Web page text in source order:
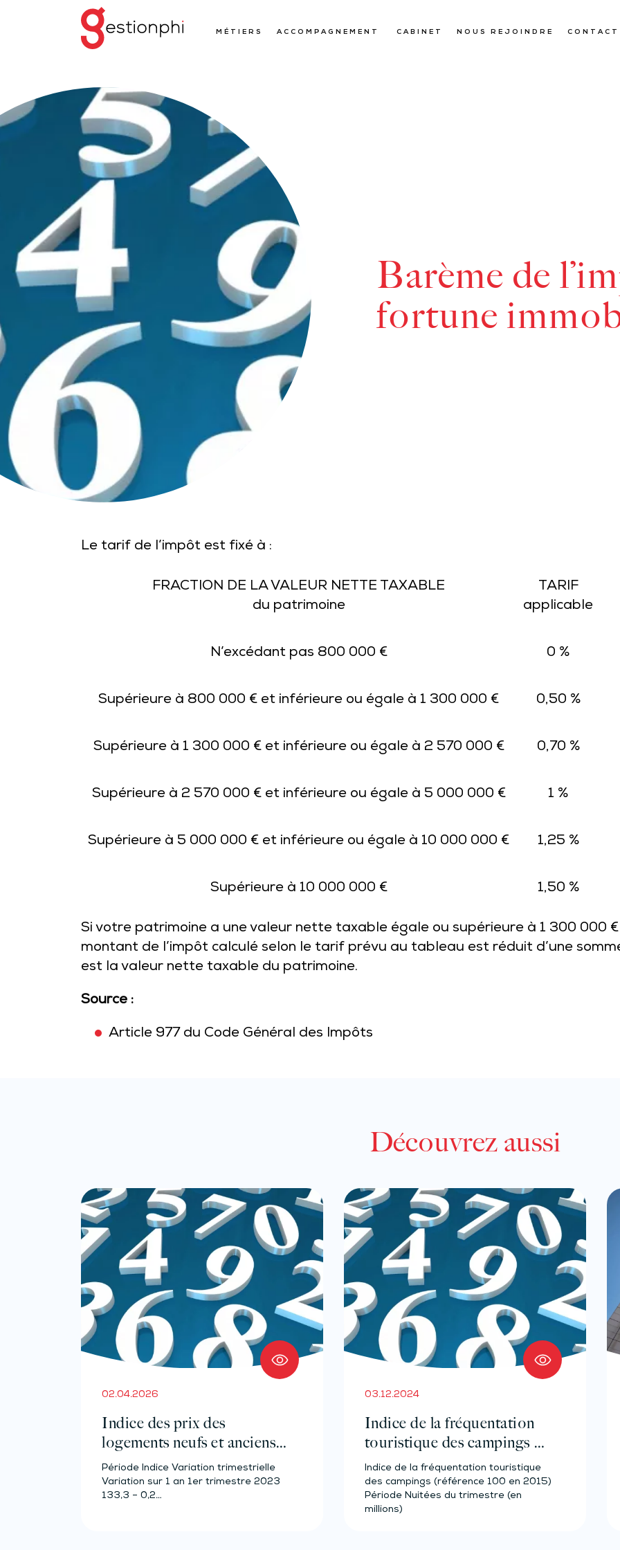
MÉTIERS ACCOMPAGNEMENT CABINET NOUS REJOINDRE CONTACT
Barème de
fortune
Le tarif de l’impôt est fixé à :
FRACTION DE LA VALEUR NETTE TAXABLE
du patrimoine
TARIF
applicable
N’excédant pas 800 000 € 0 %
Supérieure à 800 000 € et inférieure ou égale à 1 300 000 € 0,50 %
Supérieure à 1 300 000 € et inférieure ou égale à 2 570 000 € 0,70 %
Supérieure à 2 570 000 € et inférieure ou égale à 5 000 000 € 1 %
Supérieure à 5 000 000 € et inférieure ou égale à 10 000 000 € 1,25 %
Supérieure à 10 000 000 € 1,50 %
Si votre patrimoine a une valeur nette taxable égale ou supérieure à 1 300 000
montant de l’impôt calculé selon le tarif prévu au tableau est réduit d’une
est la valeur nette taxable du patrimoine.
Source :
Article 977 du Code Général des Impôts
Découvrez aussi
02.04.2026
Indice des prix des
logements neufs et anciens –
Année 2023
Période Indice Variation trimestrielle
Variation sur 1 an 1er trimestre 2023
133,3 – 0,2…
03.12.2024
Indice de la fréquentation
touristique des campings –
Année 2023
Indice de la fréquentation touristique
des campings (référence 100 en 2015)
Période Nuitées du trimestre (en
millions)